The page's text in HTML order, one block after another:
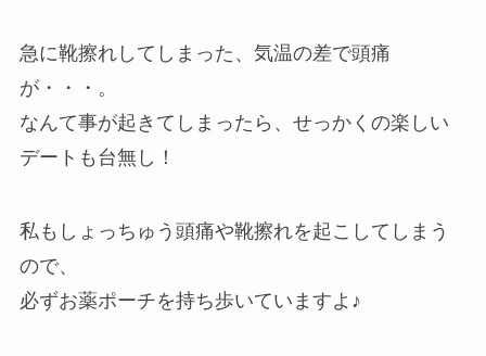
急に靴擦れしてしまった、気温の差で頭痛
が・・・。
なんて事が起きてしまったら、せっかくの楽しい
デートも台無し！
私もしょっちゅう頭痛や靴擦れを起こしてしまう
ので、
必ずお薬ポーチを持ち歩いていますよ♪